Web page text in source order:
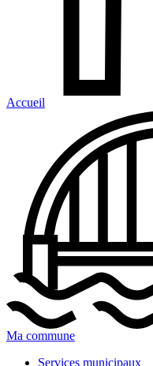
Accueil
Ma commune
Services municipaux